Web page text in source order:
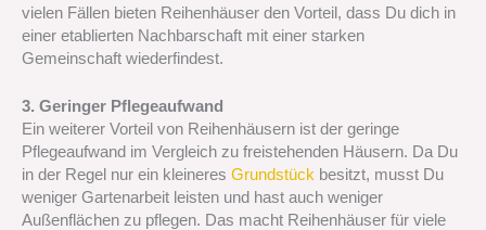
vielen Fällen bieten Reihenhäuser den Vorteil, dass Du dich in
einer etablierten Nachbarschaft mit einer starken
Gemeinschaft wiederfindest.
3. Geringer Pflegeaufwand
Ein weiterer Vorteil von Reihenhäusern ist der geringe
Pflegeaufwand im Vergleich zu freistehenden Häusern. Da Du
in der Regel nur ein kleineres Grundstück besitzt, musst Du
weniger Gartenarbeit leisten und hast auch weniger
Außenflächen zu pflegen. Das macht Reihenhäuser für viele